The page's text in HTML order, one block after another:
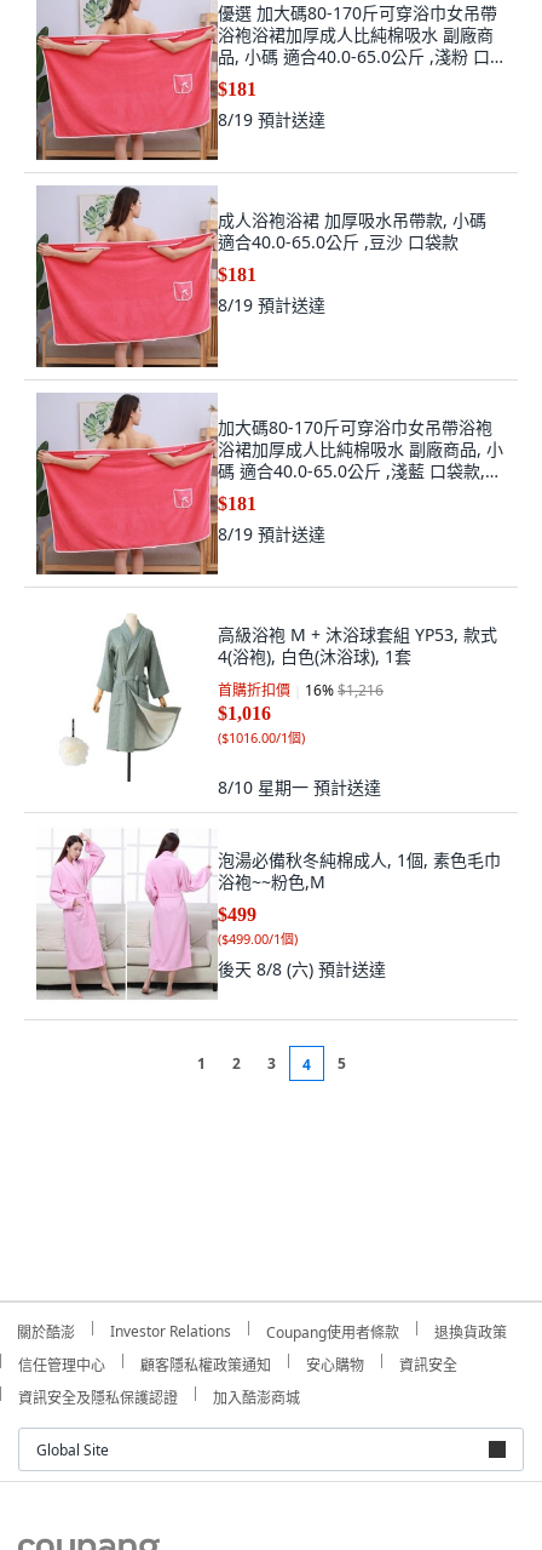
優選 加大碼80-170斤可穿浴巾女吊帶
浴袍浴裙加厚成人比純棉吸水 副廠商
品, 小碼 適合40.0-65.0公斤 ,淺粉 口
袋款
$181
8/19 預計送達
成人浴袍浴裙 加厚吸水吊帶款, 小碼
適合40.0-65.0公斤 ,豆沙 口袋款
$181
8/19 預計送達
加大碼80-170斤可穿浴巾女吊帶浴袍
浴裙加厚成人比純棉吸水 副廠商品, 小
碼 適合40.0-65.0公斤 ,淺藍 口袋款,
淺藍
$181
8/19 預計送達
高級浴袍 M + 沐浴球套組 YP53, 款式
4(浴袍), 白色(沐浴球), 1套
首購折扣價 16%$1,216
$1,016
($1016.00/1個)
8/10 星期一 預計送達
泡湯必備秋冬純棉成人, 1個, 素色毛巾
浴袍~~粉色,M
$499
($499.00/1個)
後天 8/8 (六) 預計送達
1 2 3 4 5
關於酷澎 Investor Relations Coupang使用者條款
退換貨政策
信任管理中心
顧客隱私權政策通知 安心購物
資訊安全
資訊安全及隱私保護認證
加入酷澎商城
Global Site